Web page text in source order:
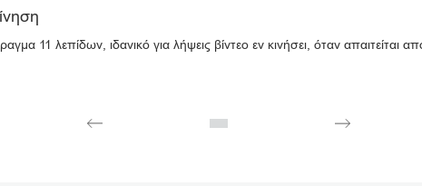
11 λεπίδων, ιδανικό για λήψεις βίντεο εν κινήσει, όταν απαιτείται